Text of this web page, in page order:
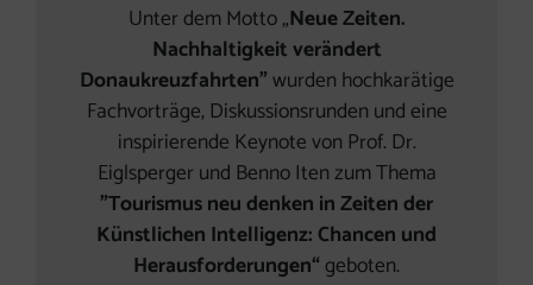
Unter dem Motto „Neue Zeiten.
Nachhaltigkeit verändert
Donaukreuzfahrten"wurden hochkarätige
Fachvorträge, Diskussionsrunden und eine
inspirierende Keynote von Prof. Dr.
Eiglsperger und Benno Iten zum Thema
"Tourismus neu denken in Zeiten der
Künstlichen Intelligenz: Chancen und
Herausforderungen“geboten.